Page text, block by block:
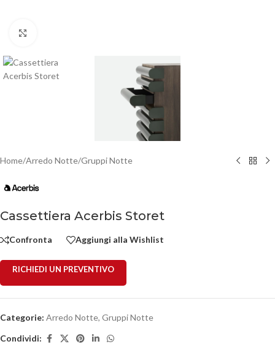
Home/Arredo Notte/Gruppi Notte
Cassettiera Acerbis Storet
Confronta Aggiungi alla Wishlist
RICHIEDI UN PREVENTIVO
Categorie: Arredo Notte, Gruppi Notte
Condividi: